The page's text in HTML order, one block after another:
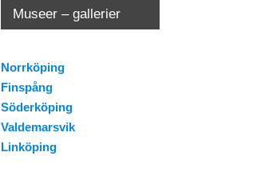
Museer – gallerier
Norrköping
Finspång
Söderköping
Valdemarsvik
Linköping